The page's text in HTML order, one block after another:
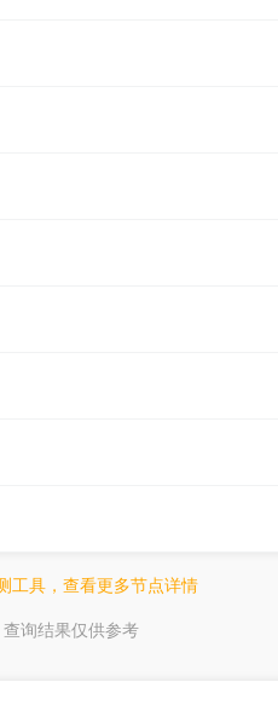
工具，查看更多节点详情
查询结果仅供参考